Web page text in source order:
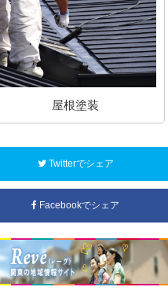
屋根塗装
Twitterでシェア
Facebookでシェア